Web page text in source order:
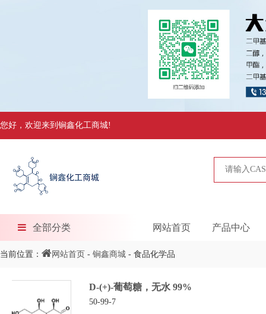
您好，欢迎来到锏鑫化工商城!
全部分类 网站首页 产品中心
当前位置： 网站首页 - 锏鑫商城 - 食品化学品
D-(+)-葡萄糖，无水 99%
50-99-7